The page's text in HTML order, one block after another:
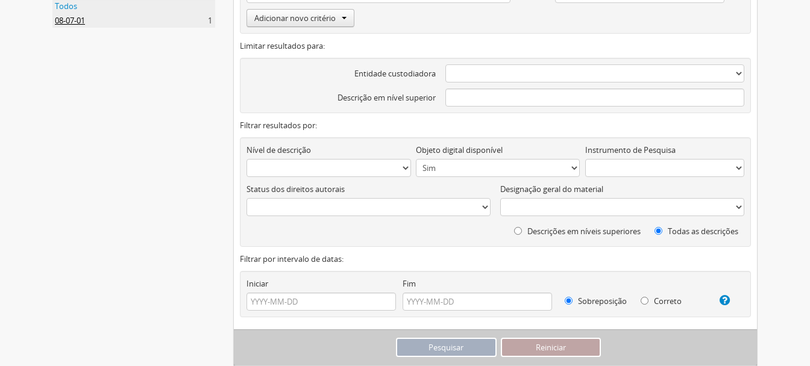
Todos
08-07-01
1 Adicionar novo critério
Limitar resultados para:
Entidade custodiadora
Descrição em nível superior
Filtrar resultados por:
Nível de descrição Objeto digital disponível Instrumento de Pesquisa
Status dos direitos autorais Designação geral do material
Descrições em níveis superiores Todas as descrições
Filtrar por intervalo de datas:
Iniciar
Fim
Sobreposição
Correto